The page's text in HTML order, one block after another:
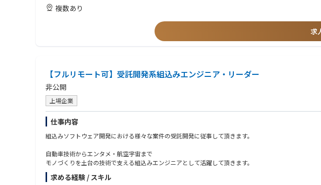
・高度な抽象化・モデリング能力：複雑なアナログ業務を、整合性の取れたデジタルデータ構造へと変
・バーティカルSaaSのグロース経験：大きな市場において、プロダクトが業界標準へと成長していく過
・社会的なインパクト：日本の基幹産業の生産性に直結する仕事であり、自分の設計した機能が現場の
・裁量と責任：経営陣や開発チームと密に連携し、プロダクトの「何を作るか」という意思決定の根幹
・純粋な課題解決への注力：トレンドに流されず、現場のユーザーが真に困っていることを解決すると
【求める人物像】
複数あり
求
【フルリモート可】受託開発系組込みエンジニア・リーダー
非公開
上場企業
仕事内容
組込みソフトウェア開発における様々な案件の受託開発に従事して頂きます。
自動車技術からエンタメ・航空宇宙まで
モノづくりを土台の技術で支える組込みエンジニアとして活躍して頂きます。
求める経験 / スキル